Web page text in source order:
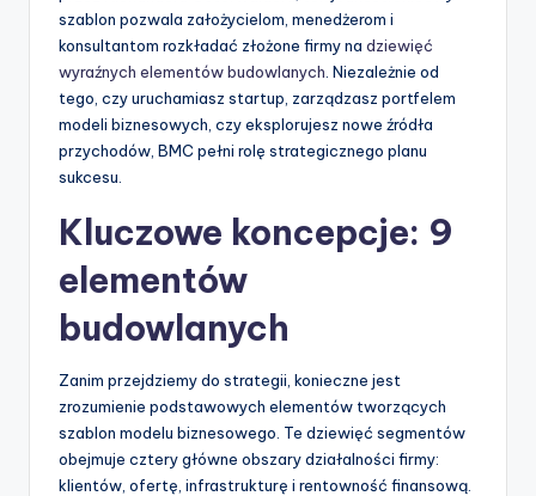
&
S
o
w
szablon pozwala założycielom, menedżerom i
konsultantom rozkładać złożone firmy na dziewięć
wyraźnych elementów budowlanych . Niezależnie od
tego, czy uruchamiasz startup, zarządzasz portfelem
modeli biznesowych, czy eksplorujesz nowe źródła
przychodów, BMC pełni rolę strategicznego planu
sukcesu.
Kluczowe koncepcje: 9
elementów
budowlanych
Zanim przejdziemy do strategii, konieczne jest
zrozumienie podstawowych elementów tworzących
szablon modelu biznesowego. Te dziewięć segmentów
obejmuje cztery główne obszary działalności firmy:
klientów, ofertę, infrastrukturę i rentowność finansową.